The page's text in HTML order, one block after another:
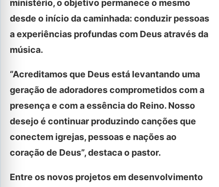
ministério, o objetivo permanece o mesmo
desde o início da caminhada: conduzir pessoas
a experiências profundas com Deus através da
música.
“Acreditamos que Deus está levantando uma
geração de adoradores comprometidos com a
presença e com a essência do Reino. Nosso
desejo é continuar produzindo canções que
conectem igrejas, pessoas e nações ao
coração de Deus”, destaca o pastor.
Entre os novos projetos em desenvolvimento